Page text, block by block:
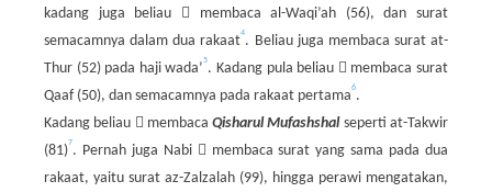
kadang juga beliau  membaca al-Waqi’ah (56), dan surat
semacamnya dalam dua rakaat
4
. Beliau juga membaca surat at-
Thur (52) pada haji wada’
5
. Kadang pula beliau  membaca surat
Qaaf (50), dan semacamnya pada rakaat pertama
6
.
Kadang beliau  membacaQisharul Mufashshalseperti at-Takwir
(81)
7
. Pernah juga Nabi  membaca surat yang sama pada dua
rakaat, yaitu surat az-Zalzalah (99), hingga perawi mengatakan,